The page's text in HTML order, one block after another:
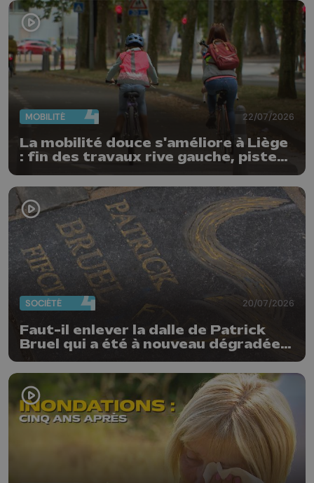
MOBILITÉ 22/07/2026
La mobilité douce s'améliore à Liège
: fin des travaux rive gauche, pistes
Guillemins...
SOCIÉTÉ 20/07/2026
Faut-il enlever la dalle de Patrick
Bruel qui a été à nouveau dégradée ?
"Nos ouvriers sont en vacances"